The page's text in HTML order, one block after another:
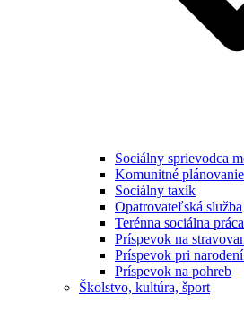
Sociálny sprievodca
Komunitné plánovanie
Sociálny taxík
Opatrovateľská služba
Terénna sociálna práca
Príspevok na
Príspevok pri
Príspevok na pohreb
Školstvo, kultúra, šport